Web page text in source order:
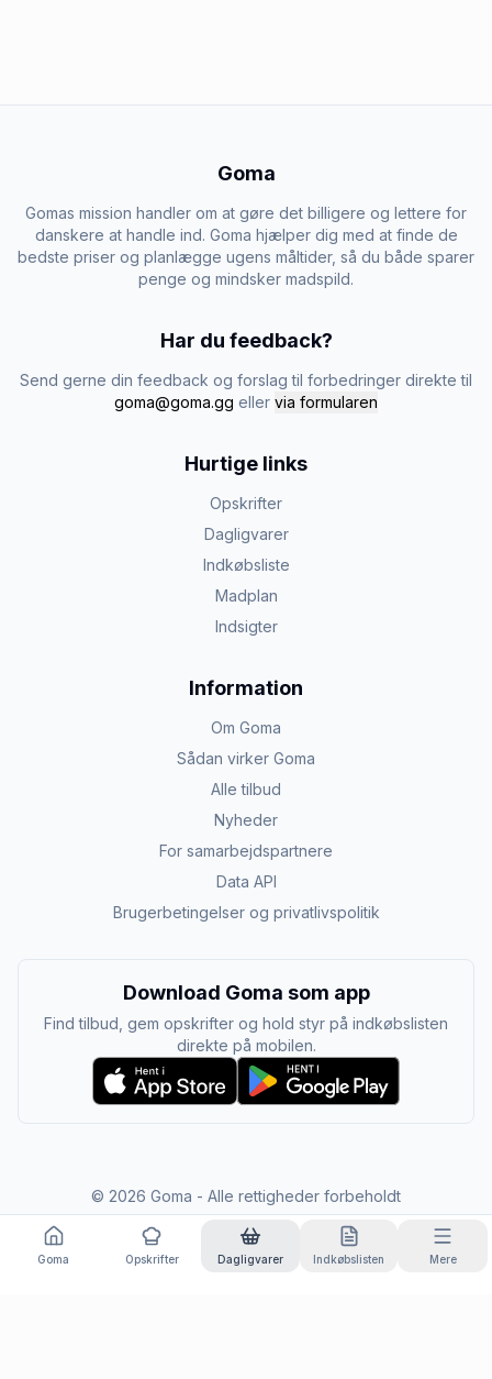
Goma
Gomas mission handler om at gøre det billigere og lettere for
danskere at handle ind. Goma hjælper dig med at finde de
bedste priser og planlægge ugens måltider, så du både sparer
penge og mindsker madspild.
Har du feedback?
Send gerne din feedback og forslag til forbedringer direkte til
goma@goma.gg eller via formularen
Hurtige links
Opskrifter
Dagligvarer
Indkøbsliste
Madplan
Indsigter
Information
Om Goma
Sådan virker Goma
Alle tilbud
Nyheder
For samarbejdspartnere
Data API
Brugerbetingelser og privatlivspolitik
Download Goma som app
Find tilbud, gem opskrifter og hold styr på indkøbslisten
direkte på mobilen.
© 2026 Goma - Alle rettigheder forbeholdt
Goma Opskrifter Dagligvarer Indkøbslisten Mere